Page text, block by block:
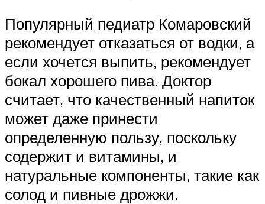
Популярный педиатр Комаровский
рекомендует отказаться от водки, а
если хочется выпить, рекомендует
бокал хорошего пива. Доктор
считает, что качественный напиток
может даже принести
определенную пользу, поскольку
содержит и витамины, и
натуральные компоненты, такие как
солод и пивные дрожжи.